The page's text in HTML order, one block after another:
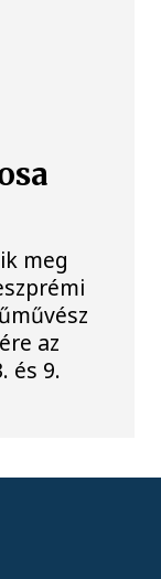
meg
az
és 9.